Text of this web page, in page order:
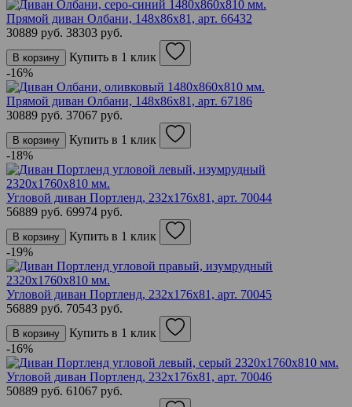
Прямой диван Олбани, 148х86х81, арт. 66432
30889 руб. 38303 руб.
В корзину
Купить в 1 клик
-16%
Прямой диван Олбани, 148х86х81, арт. 67186
30889 руб. 37067 руб.
В корзину
Купить в 1 клик
-18%
Угловой диван Портленд, 232х176х81, арт. 70044
56889 руб. 69974 руб.
В корзину
Купить в 1 клик
-19%
Угловой диван Портленд, 232х176х81, арт. 70045
56889 руб. 70543 руб.
В корзину
Купить в 1 клик
-16%
Угловой диван Портленд, 232х176х81, арт. 70046
50889 руб. 61067 руб.